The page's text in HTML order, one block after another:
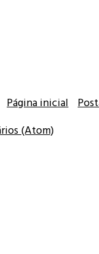
Página inicial
(Atom)